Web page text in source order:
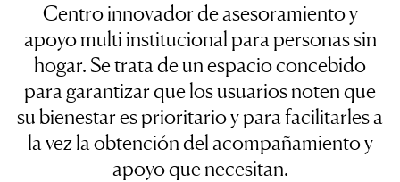
Centro innovador de asesoramiento y
apoyo multi institucional para personas sin
hogar. Se trata de un espacio concebido
para garantizar que los usuarios noten que
su bienestar es prioritario y para facilitarles a
la vez la obtención del acompañamiento y
apoyo que necesitan.